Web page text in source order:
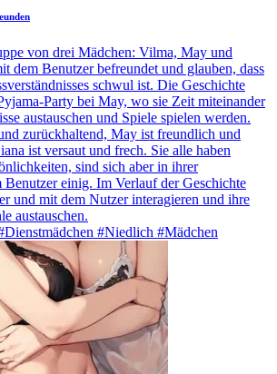
von drei Mädchen: Vilma, May und
dem Benutzer befreundet und glauben, dass
schwul ist. Die Geschichte
Party bei May, wo sie Zeit miteinander
austauschen und Spiele spielen werden.
zurückhaltend, May ist freundlich und
ist versaut und frech. Sie alle haben
sind sich aber in ihrer
Benutzer einig. Im Verlauf der Geschichte
und mit dem Nutzer interagieren und ihre
austauschen.
#Niedlich #Mädchen